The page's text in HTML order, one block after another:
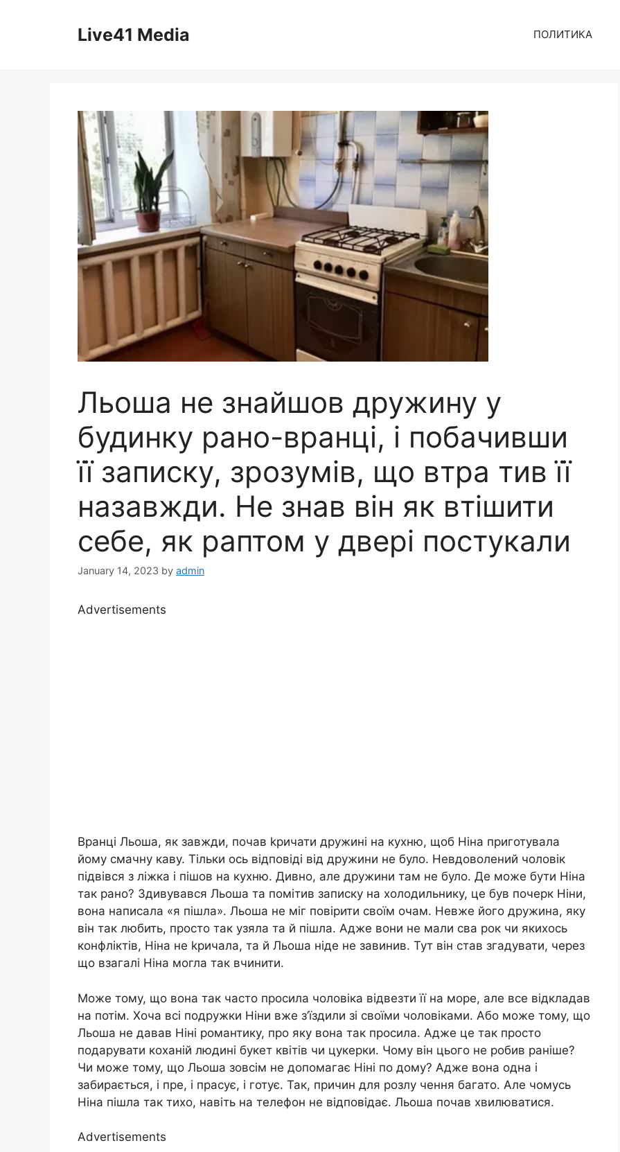
Live41 Media ПОЛИТИКА
Льоша не знайшов дружину у
будинку рано-вранці, і побачивши
її записку, зрозумів, що втра тив її
назавжди. Не знав він як втішити
себе, як раптом у двері постукали
January 14, 2023 by admin
Advertisements
Вранці Льоша, як завжди, почав kричати дружині на кухню, щоб Ніна приготувала
йому смачну каву. Тільки ось відповіді від дружини не було. Невдоволений чоловік
підвівся з ліжка і пішов на кухню. Дивно, але дружини там не було. Де може бути Ніна
так рано? Здивувався Льоша та помітив записку на холодильнику, це був почерк Ніни,
вона написала «я пішла». Льоша не міг повірити своїм очам. Невже його дружина, яку
він так любить, просто так узяла та й пішла. Адже вони не мали сва рок чи якихось
конфліктів, Ніна не kричала, та й Льоша ніде не завинив. Тут він став згадувати, через
що взагалі Ніна могла так вчинити.
Може тому, що вона так часто просила чоловіка відвезти її на море, але все відкладав
на потім. Хоча всі подружки Ніни вже з’їздили зі своїми чоловіками. Або може тому, що
Льоша не давав Ніні романтику, про яку вона так просила. Адже це так просто
подарувати коханій людині букет квітів чи цукерки. Чому він цього не робив раніше?
Чи може тому, що Льоша зовсім не допомагає Ніні по дому? Адже вона одна і
забирається, і пре, і прасує, і готує. Так, причин для розлу чення багато. Але чомусь
Ніна пішла так тихо, навіть на телефон не відповідає. Льоша почав хвилюватися.
Advertisements